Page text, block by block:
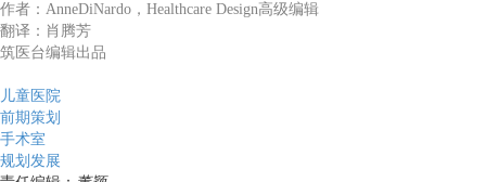
作者：AnneDiNardo，Healthcare Design高级编辑
翻译：肖腾芳
筑医台编辑出品
儿童医院
前期策划
手术室
规划发展